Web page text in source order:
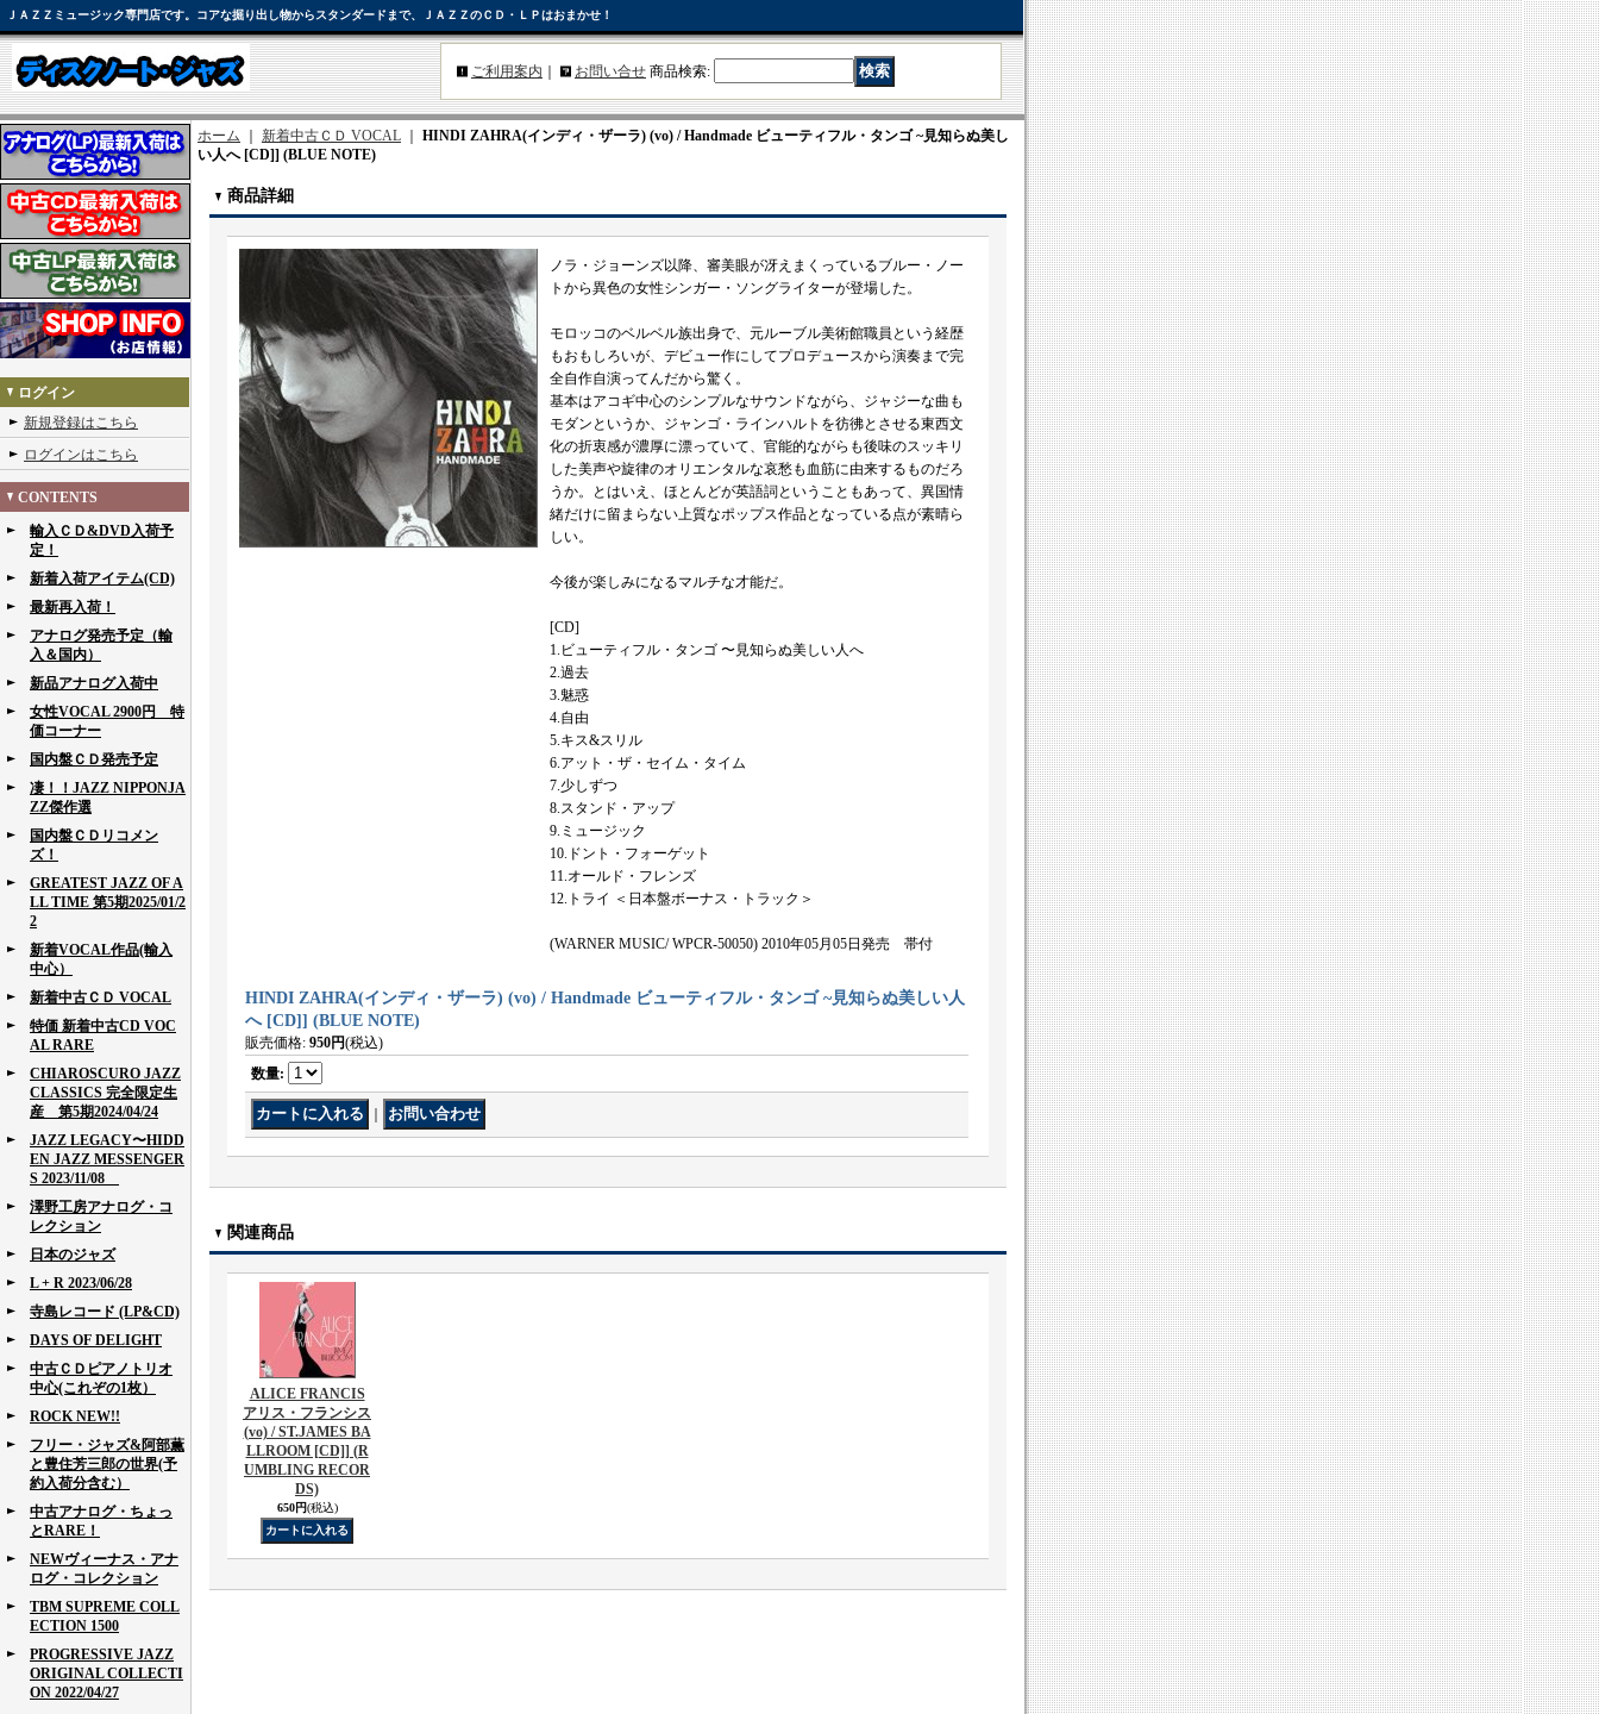
ＪＡＺＺミュージック専門店です。コアな掘り出し物からスタンダードまで、ＪＡＺＺのＣＤ・ＬＰはおまかせ！
ご利用案内 お問い合せ 商品検索:
ログイン
新規登録はこちら
ログインはこちら
CONTENTS
輸入ＣＤ&DVD入荷予
定！
新着入荷アイテム(CD)
最新再入荷！
アナログ発売予定（輸
入＆国内）
新品アナログ入荷中
女性VOCAL 2900円 特
価コーナー
国内盤ＣＤ発売予定
凄！！JAZZ NIPPONJA
ZZ傑作選
国内盤ＣＤリコメン
ズ！
GREATEST JAZZ OF A
LL TIME 第5期2025/01/2
2
新着VOCAL作品(輸入
中心）
新着中古ＣＤ VOCAL
特価 新着中古CD VOC
AL RARE
CHIAROSCURO JAZZ
CLASSICS 完全限定生
産 第5期2024/04/24
JAZZ LEGACY〜HIDD
EN JAZZ MESSENGER
S 2023/11/08
澤野工房アナログ・コ
レクション
日本のジャズ
L + R 2023/06/28
寺島レコード (LP&CD)
DAYS OF DELIGHT
中古ＣＤピアノトリオ
中心(これぞの1枚）
ROCK NEW!!
フリー・ジャズ&阿部薫
と豊住芳三郎の世界(予
約入荷分含む）
中古アナログ・ちょっ
とRARE！
NEWヴィーナス・アナ
ログ・コレクション
TBM SUPREME COLL
ECTION 1500
PROGRESSIVE JAZZ
ORIGINAL COLLECTI
ON 2022/04/27
ホーム 新着中古ＣＤ VOCAL
HINDI ZAHRA(インディ・ザーラ) (vo) / Handmade ビューティフル・タンゴ ~見知らぬ美し
い人へ [CD]] (BLUE NOTE)
商品詳細
ノラ・ジョーンズ以降、審美眼が冴えまくっているブルー・ノー
トから異色の女性シンガー・ソングライターが登場した。
モロッコのベルベル族出身で、元ルーブル美術館職員という経歴
もおもしろいが、デビュー作にしてプロデュースから演奏まで完
全自作自演ってんだから驚く。
基本はアコギ中心のシンプルなサウンドながら、ジャジーな曲も
モダンというか、ジャンゴ・ラインハルトを彷彿とさせる東西文
化の折衷感が濃厚に漂っていて、官能的ながらも後味のスッキリ
した美声や旋律のオリエンタルな哀愁も血筋に由来するものだろ
うか。とはいえ、ほとんどが英語詞ということもあって、異国情
緒だけに留まらない上質なポップス作品となっている点が素晴ら
しい。
今後が楽しみになるマルチな才能だ。
[CD]
1.ビューティフル・タンゴ 〜見知らぬ美しい人へ
2.過去
3.魅惑
4.自由
5.キス&スリル
6.アット・ザ・セイム・タイム
7.少しずつ
8.スタンド・アップ
9.ミュージック
10.ドント・フォーゲット
11.オールド・フレンズ
12.トライ ＜日本盤ボーナス・トラック＞
(WARNER MUSIC/ WPCR-50050) 2010年05月05日発売 帯付
HINDI ZAHRA(インディ・ザーラ) (vo) / Handmade ビューティフル・タンゴ ~見知らぬ美しい人
へ [CD]] (BLUE NOTE)
販売価格: 950円(税込)
数量:
関連商品
ALICE FRANCIS
アリス・フランシス
(vo) / ST.JAMES BA
LLROOM [CD]] (R
UMBLING RECOR
DS)
650円(税込)